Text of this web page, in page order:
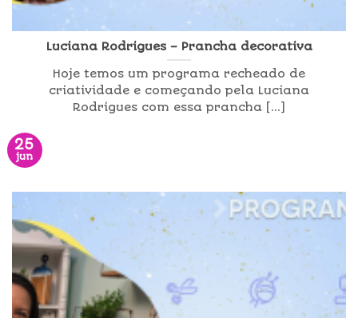
Luciana Rodrigues – Prancha decorativa
Hoje temos um programa recheado de
criatividade e começando pela Luciana
Rodrigues com essa prancha [...]
25
jun